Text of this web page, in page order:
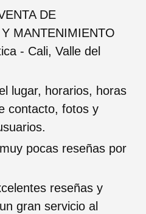
DE
MANTENIMIENTO
- Cali, Valle del
lugar, horarios, horas
contacto, fotos y
pocas reseñas por
reseñas y
gran servicio al